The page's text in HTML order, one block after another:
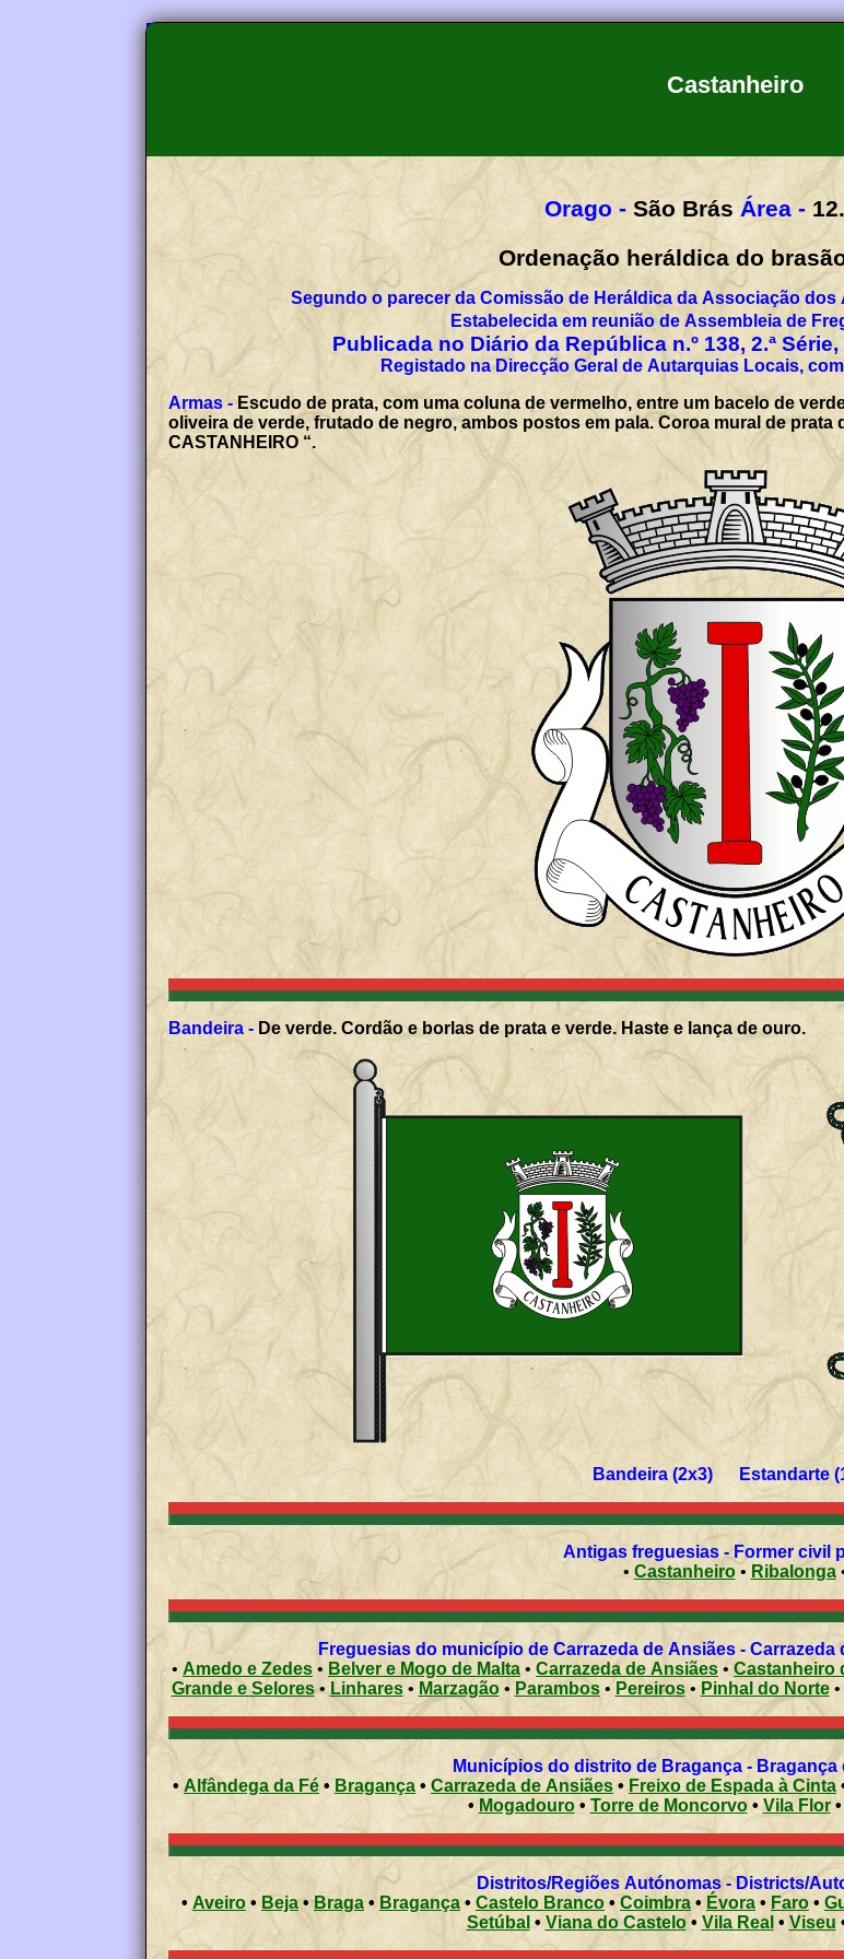
Castanheiro
Orago - São Brás Área -
Ordenação heráldica do
Segundo o parecer da Comissão de Heráldica da Associação
Estabelecida em reunião de Assembleia de
Publicada no Diário da República n.º 138, 2.ª
Registado na Direcção Geral de Autarquias Locais, com
Armas - Escudo de prata, com uma coluna de vermelho, entre um bacelo de
oliveira de verde, frutado de negro, ambos postos em pala. Coroa mural de
CASTANHEIRO “.
Bandeira - De verde. Cordão e borlas de prata e verde. Haste e lança de ouro.
Antigas freguesias - Former civil
• Castanheiro• Ribalonga
Freguesias do município de Carrazeda de Ansiães -
• Amedo e Zedes • Belver e Mogo de Malta • Carrazeda de Ansiães •Castanheiro
Grande e Selores• Linhares• Marzagão• Parambos• Pereiros• Pinhal do Norte•
Municípios do distrito de Bragança -
• Alfândega da Fé •Bragança • Carrazeda de Ansiães • Freixo de Espada à Cinta
• Mogadouro• Torre de Moncorvo•Vila Flor•
Distritos/Regiões Autónomas -
• Aveiro • Beja •Braga • Bragança • Castelo Branco • Coimbra • Évora • Faro •
Setúbal • Viana do Castelo• Vila Real • Viseu